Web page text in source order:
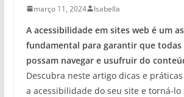
março 11, 2024 Isabella
A acessibilidade em sites web é um
fundamental para garantir que todas
possam navegar e usufruir do
Descubra neste artigo dicas e
a acessibilidade do seu site e torná-lo